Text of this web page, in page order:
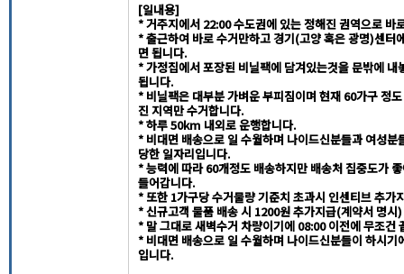
[일내용]
* 거주지에서 22:00 수도권에 있는 정해진 권역으로 바
* 출근하여 바로 수거만하고 경기(고양 혹은 광명)센터
면 됩니다.
* 가정집에서 포장된 비닐팩에 담겨있는것을 문밖에 내
됩니다.
* 비닐팩은 대부분 가벼운 부피짐이며 현재 60가구 정
진 지역만 수거합니다.
* 하루 50km 내외로 운행합니다.
* 비대면 배송으로 일 수월하며 나이드신분들과 여성분
당한 일자리입니다.
* 능력에 따라 60개정도 배송하지만 배송처 집중도가
들어갑니다.
* 또한 1가구당 수거물량 기준치 초과시 인센티브 추가
* 신규고객 물품 배송 시 1200원 추가지급(계약서 명시)
* 말 그대로 새벽수거 차량이기에 08:00 이전에 무조건
* 비대면 배송으로 일 수월하며 나이드신분들이 하시기
입니다.